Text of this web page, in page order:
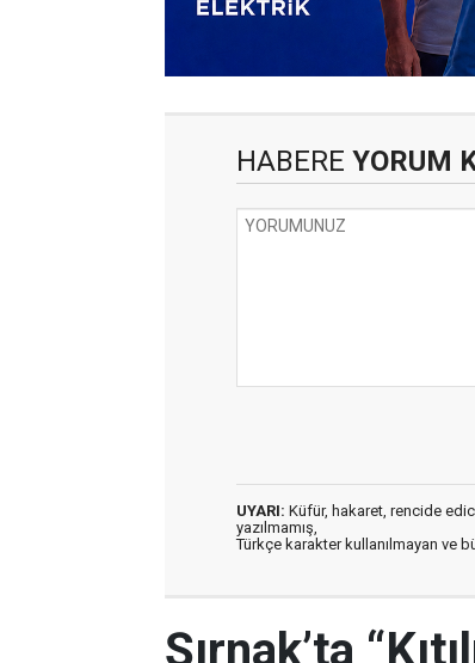
HABERE YORUM
UYARI: Küfür, hakaret, rencide
yazılmamış,
Türkçe karakter kullanılmayan ve
Şırnak’ta